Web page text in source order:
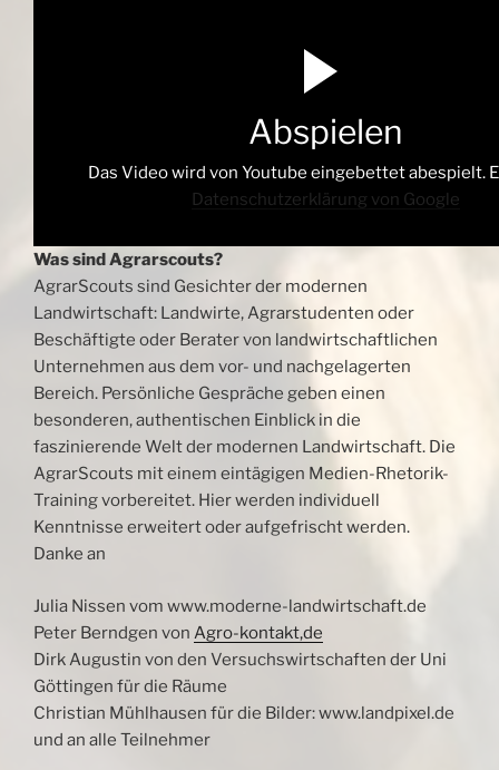
Abspielen
Das Video wird von Youtube eingebettet abespielt.
Datenschutzerklärung von Google
Was sind Agrarscouts?
AgrarScouts sind Gesichter der modernen
Landwirtschaft: Landwirte, Agrarstudenten oder
Beschäftigte oder Berater von landwirtschaftlichen
Unternehmen aus dem vor- und nachgelagerten
Bereich. Persönliche Gespräche geben einen
besonderen, authentischen Einblick in die
faszinierende Welt der modernen Landwirtschaft. Die
AgrarScouts mit einem eintägigen Medien-Rhetorik-
Training vorbereitet. Hier werden individuell
Kenntnisse erweitert oder aufgefrischt werden.
Danke an
Julia Nissen vom www.moderne-landwirtschaft.de
Peter Berndgen von Agro-kontakt,de
Dirk Augustin von den Versuchswirtschaften der Uni
Göttingen für die Räume
Christian Mühlhausen für die Bilder: www.landpixel.de
und an alle Teilnehmer